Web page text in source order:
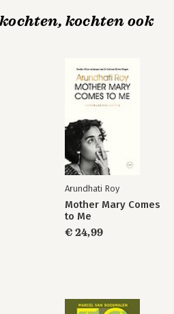
Agile Managen
kochten ook
Arundhati Roy
Mother Mary Comes
to Me
€ 24,99